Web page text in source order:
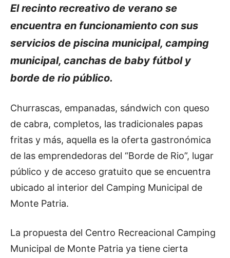
El recinto recreativo de verano se
encuentra en funcionamiento con sus
servicios de piscina municipal, camping
municipal, canchas de baby fútbol y
borde de rio público.
Churrascas, empanadas, sándwich con queso
de cabra, completos, las tradicionales papas
fritas y más, aquella es la oferta gastronómica
de las emprendedoras del “Borde de Rio”, lugar
público y de acceso gratuito que se encuentra
ubicado al interior del Camping Municipal de
Monte Patria.
La propuesta del Centro Recreacional Camping
Municipal de Monte Patria ya tiene cierta